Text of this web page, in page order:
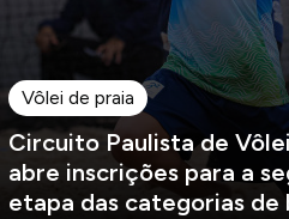
Vôlei de praia
Circuito Paulista de
abre inscrições para a
etapa das categorias de